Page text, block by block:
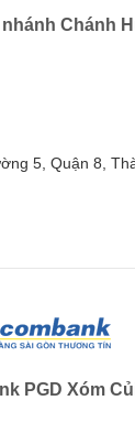
Chánh
5, Quận 8,
PGD Xóm